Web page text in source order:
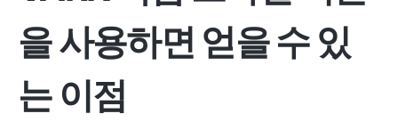
을 사용하면 얻을 수 있
는 이점